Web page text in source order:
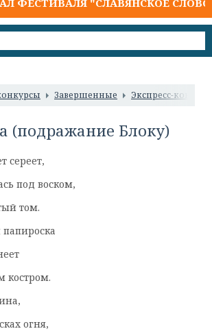
"СЛАВЯНСКОЕ СЛОВО
Завершенные Экспресс-
(подражание Блоку)
сереет,
под воском,
том.
костром.
огня,